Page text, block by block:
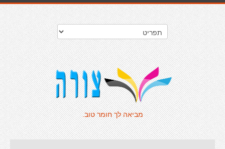
מביאה לך חומר טוב.